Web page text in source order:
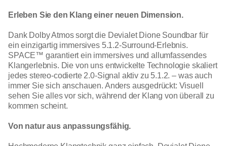
Erleben Sie den Klang einer neuen Dimension.
Dank Dolby Atmos sorgt die Devialet Dione Soundbar für
ein einzigartig immersives 5.1.2-Surround-Erlebnis.
SPACE™ garantiert ein immersives und allumfassendes
Klangerlebnis. Die von uns entwickelte Technologie skaliert
jedes stereo-codierte 2.0-Signal aktiv zu 5.1.2. – was auch
immer Sie sich anschauen. Anders ausgedrückt: Visuell
sehen Sie alles vor sich, während der Klang von überall zu
kommen scheint.
Von natur aus anpassungsfähig.